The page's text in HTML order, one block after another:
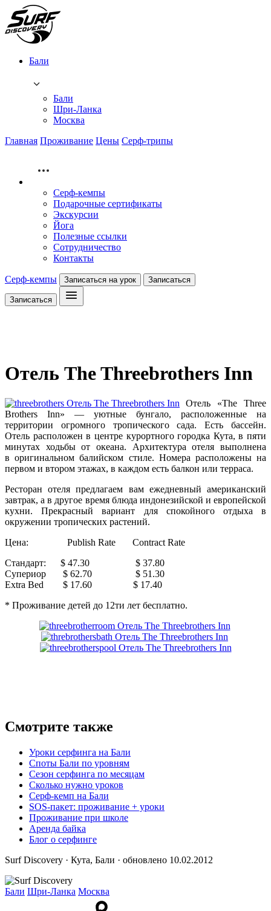
Бали
Бали
Шри-Ланка
Москва
Главная Проживание Цены Серф-трипы
Серф-кемпы
Подарочные сертификаты
Экскурсии
Йога
Полезные ссылки
Сотрудничество
Контакты
Серф-кемпы Записаться на урок Записаться
Записаться
Отель The Threebrothers Inn
Отель «The Three
Brothers Inn» — уютные бунгало, расположенные на
территории огромного тропического сада. Есть бассейн.
Отель расположен в центре курортного городка Кута, в пяти
минутах ходьбы от океана. Архитектура отеля выполнена
в оригинальном балийском стиле. Номера расположены на
первом и втором этажах, в каждом есть балкон или терраса.
Ресторан отеля предлагаем вам ежедневный американский
завтрак, а в другое время блюда индонезийской и европейской
кухни. Прекрасный вариант для спокойного отдыха в
окружении тропических растений.
Цена: Publish Rate Contract Rate
Стандарт: $ 47.30 $ 37.80
Супериор $ 62.70 $ 51.30
Extra Bed $ 17.60 $ 17.40
* Проживание детей до 12ти лет бесплатно.
Смотрите также
Уроки серфинга на Бали
Споты Бали по уровням
Сезон серфинга по месяцам
Сколько нужно уроков
Серф-кемп на Бали
SOS-пакет: проживание + уроки
Проживание при школе
Аренда байка
Блог о серфинге
Surf Discovery · Кута, Бали · обновлено 10.02.2012
Бали Шри-Ланка Москва